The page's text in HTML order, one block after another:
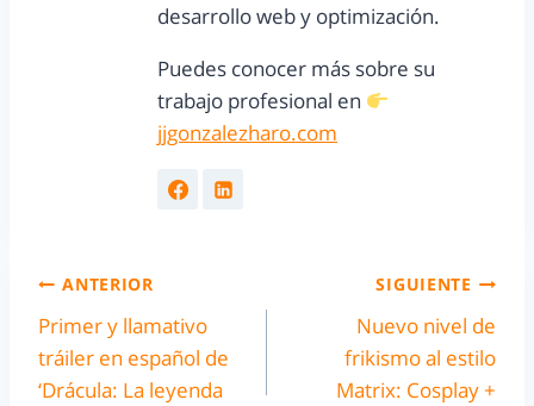
desarrollo web y optimización.
Puedes conocer más sobre su
trabajo profesional en
jjgonzalezharo.com
ANTERIOR
Primer y llamativo
tráiler en español de
‘Drácula: La leyenda
SIGUIENTE
Nuevo nivel de
frikismo al estilo
Matrix: Cosplay +